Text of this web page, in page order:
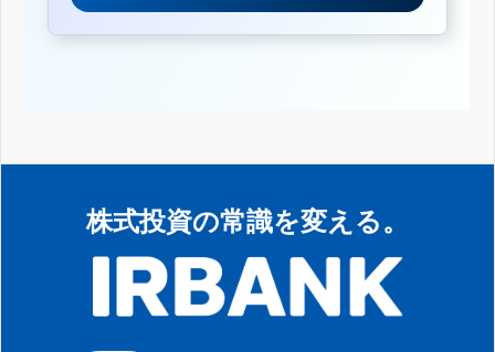
株式投資の常識を変える。